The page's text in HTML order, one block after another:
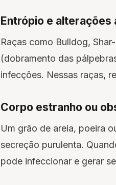
Entrópio e alterações
Raças como Bulldog,
(dobramento das
infecções. Nessas raças,
Corpo estranho ou
Um grão de areia, poeira
secreção purulenta.
pode infeccionar e gerar